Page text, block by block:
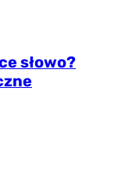
słowo?